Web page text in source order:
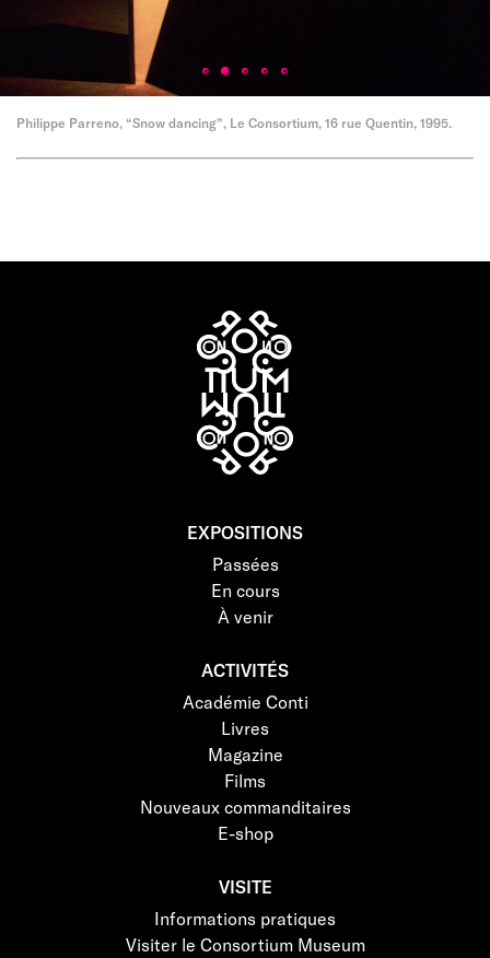
Philippe Parreno, “Snow dancing”, Le Consortium, 16 rue Quentin, 1995.
EXPOSITIONS
Passées
En cours
À venir
ACTIVITÉS
Académie Conti
Livres
Magazine
Films
Nouveaux commanditaires
E-shop
VISITE
Informations pratiques
Visiter le Consortium Museum